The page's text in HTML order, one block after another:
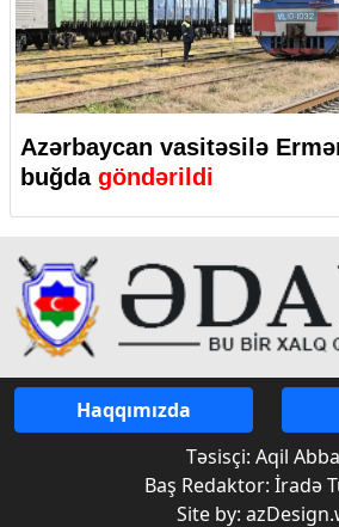
Azərbaycan vasitəsilə
buğda göndərildi
Haqqımızda
Təsisçi: Aqil
Baş Redaktor: İradə
Site by: